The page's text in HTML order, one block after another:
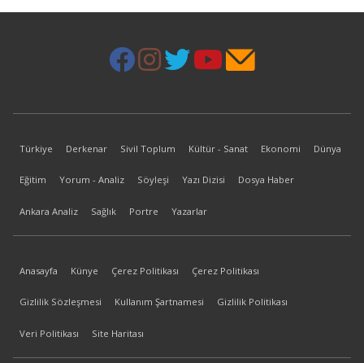
Türkiye Derkenar Sivil Toplum Kültür - Sanat Ekonomi Dünya
Eğitim Yorum - Analiz Söyleşi Yazı Dizisi Dosya Haber
Ankara Analiz Sağlık Portre Yazarlar
Anasayfa Künye Çerez Politikası Çerez Politikası
Gizlilik Sözleşmesi Kullanım Şartnamesi Gizlilik Politikası
Veri Politikası Site Haritası